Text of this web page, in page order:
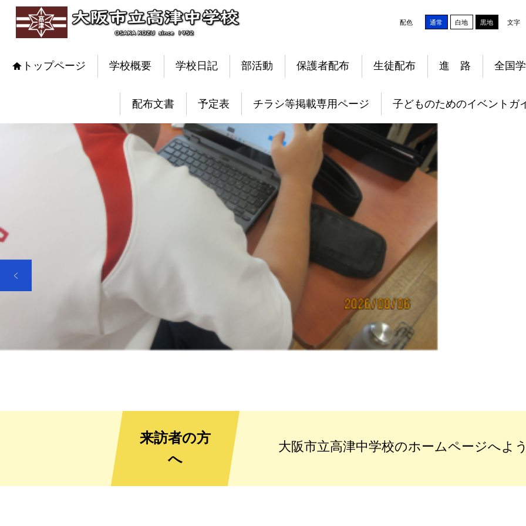
配色 通常 白地 黒地 文字
トップページ 学校概要 学校日記 部活動 保護者配布 生徒配布 進 路 全国
配布文書 予定表 チラシ等掲載専用ページ 子どものためのイベントガ
来訪者の方
へ
大阪市立高津中学校のホームページへよ